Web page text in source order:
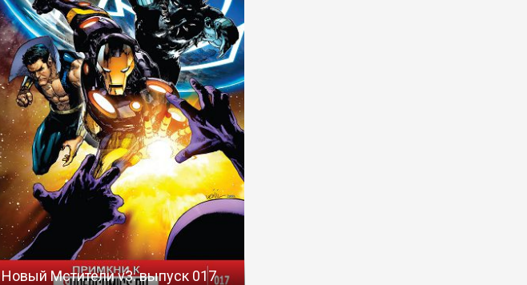
Новый Мстители v3: выпуск 017